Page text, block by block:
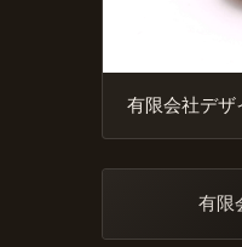
有限会社デザ
有限